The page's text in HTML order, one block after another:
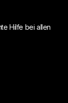
Hilfe bei allen